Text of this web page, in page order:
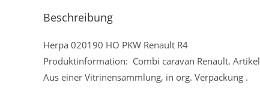
Beschreibung
Herpa 020190 HO PKW Renault R4
Produktinformation: Combi caravan Renault.
Aus einer Vitrinensammlung, in org. Verpackung .